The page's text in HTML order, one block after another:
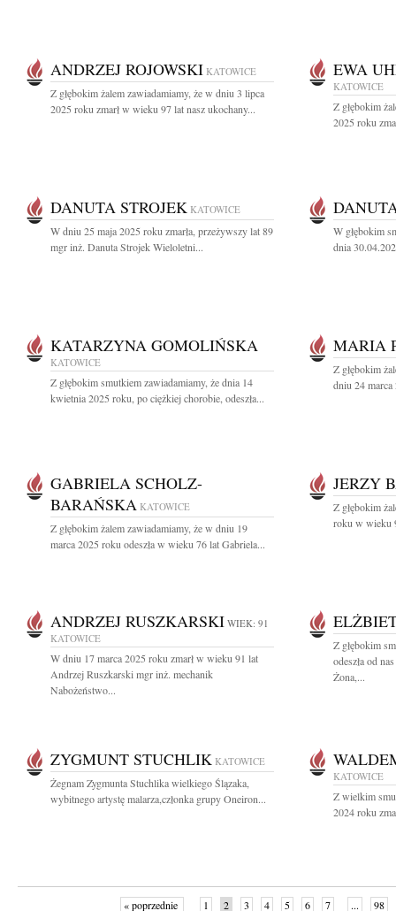
ANDRZEJ ROJOWSKI KATOWICE
Z głębokim żalem zawiadamiamy, że w dniu 3 lipca
2025 roku zmarł w wieku 97 lat nasz ukochany...
EWA
KATOWICE
Z głębokim
2025 roku
DANUTA STROJEK KATOWICE
W dniu 25 maja 2025 roku zmarła, przeżywszy lat 89
mgr inż. Danuta Strojek Wieloletni...
W głębokim
dnia
KATARZYNA GOMOLIŃSKA
KATOWICE
Z głębokim smutkiem zawiadamiamy, że dnia 14
kwietnia 2025 roku, po ciężkiej chorobie, odeszła...
MARIA
Z głębokim
dniu 24 marca
GABRIELA SCHOLZ-
BARAŃSKA KATOWICE
Z głębokim żalem zawiadamiamy, że w dniu 19
marca 2025 roku odeszła w wieku 76 lat Gabriela...
JERZY
Z głębokim
roku w wieku
ANDRZEJ RUSZKARSKI WIEK: 91
KATOWICE
W dniu 17 marca 2025 roku zmarł w wieku 91 lat
Andrzej Ruszkarski mgr inż. mechanik
Nabożeństwo...
Z głębokim
odeszła od
Żona,...
ZYGMUNT STUCHLIK KATOWICE
Żegnam Zygmunta Stuchlika wielkiego Ślązaka,
wybitnego artystę malarza,członka grupy Oneiron...
KATOWICE
Z wielkim
2024 roku
« poprzednie 1 2 3 4 5 6 7 ... 98